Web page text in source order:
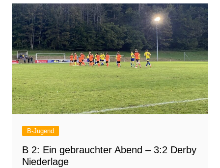
B-Jugend
B 2: Ein gebrauchter Abend – 3:2 Derby
Niederlage